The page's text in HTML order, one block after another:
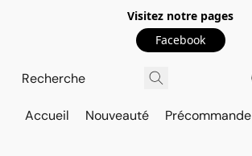
Visitez notre pages
Facebook
Accueil Nouveauté Précommande